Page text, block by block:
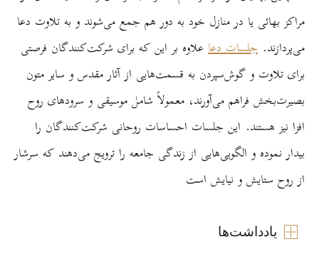
مراکز بهائی یا در منازل خود به دور هم جمع می‌شوند و به تلاوت دعا
می‌پردازند. جلسات دعاعلاوه بر این که برای شرکت‌کنندگان فرصتی
برای تلاوت و گوش‌سپردن به قسمت‌هایی از آثار مقدس و سایر متون
بصیرت‌بخش فراهم می‌آورند، معمولاً شامل موسیقی و سرود‌های روح
افزا نیز هستند. این جلسات احساسات روحانی شرکت‌کنندگان را
بيدار نموده و الگویی‌هایی از زندگی جامعه را ترویج می‌دهند که سرشار
از روح ستایش و نیایش است
یادداشت‌ها